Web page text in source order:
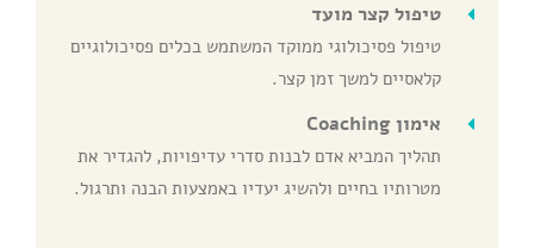
טיפול קצר מועד
טיפול פסיכולוגי ממוקד המשתמש בכלים פסיכולוגיים
קלאסיים למשך זמן קצר.
אימוןCoaching
תהליך המביא אדם לבנות סדרי עדיפויות, להגדיר את
מטרותיו בחיים ולהשיג יעדיו באמצעות הבנה ותרגול.